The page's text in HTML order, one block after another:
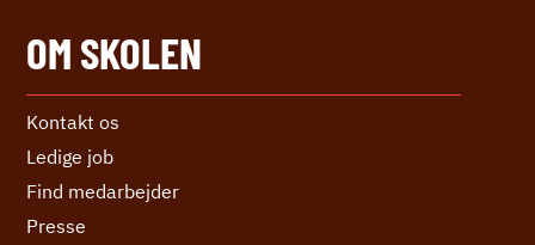
OM SKOLEN
Kontakt os
Ledige job
Find medarbejder
Presse